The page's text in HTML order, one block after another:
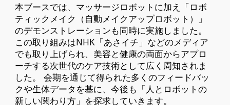
本ブースでは、マッサージロボットに加え「ロボ
ティックメイク（自動メイクアップロボット）」
のデモンストレーションも同時に実施しました。
この取り組みはNHK「あさイチ」などのメディア
でも取り上げられ、美容と健康の両面からアプロ
ーチする次世代のケア技術として広く周知されま
した。 会期を通じて得られた多くのフィードバッ
クや生体データを基に、今後も「人とロボットの
新しい関わり方」を探求していきます。